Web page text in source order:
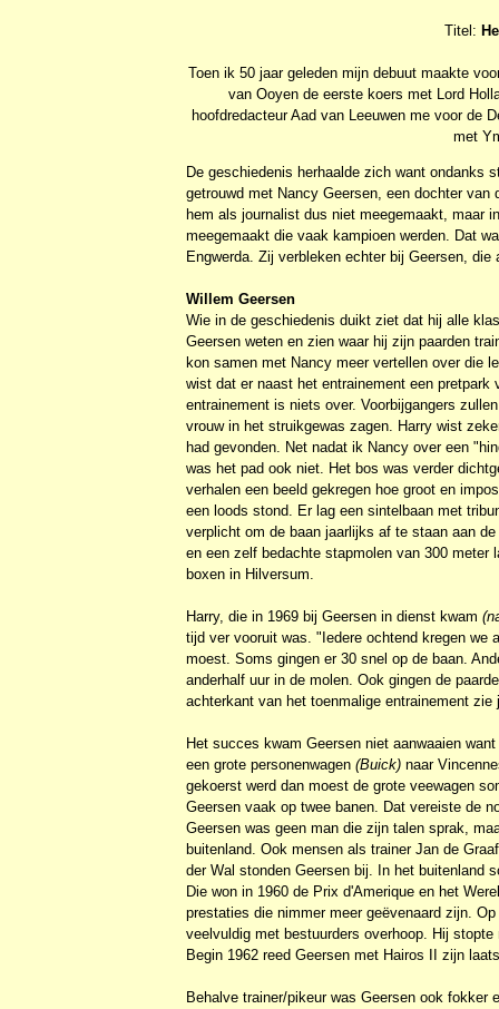
Titel:
Toen ik 50 jaar geleden mijn debuut maakte
van Ooyen de eerste koers met Lord
hoofdredacteur Aad van Leeuwen me voor de
met
De geschiedenis herhaalde zich want ondanks
getrouwd met Nancy Geersen, een dochter
hem als journalist dus niet meegemaakt, maar
meegemaakt die vaak kampioen werden. Dat
Engwerda. Zij verbleken echter bij Geersen,
Willem Geersen
Wie in de geschiedenis duikt ziet dat hij alle
Geersen weten en zien waar hij zijn paarden
kon samen met Nancy meer vertellen over die
wist dat er naast het entrainement een
entrainement is niets over. Voorbijgangers
vrouw in het struikgewas zagen. Harry wist
had gevonden. Net nadat ik Nancy over een
was het pad ook niet. Het bos was verder
verhalen een beeld gekregen hoe groot en
een loods stond. Er lag een sintelbaan met
verplicht om de baan jaarlijks af te staan aan
en een zelf bedachte stapmolen van 300 meter
boxen in Hilversum.
Harry, die in 1969 bij Geersen in dienst kwam
tijd ver vooruit was. "Iedere ochtend kregen we
moest. Soms gingen er 30 snel op de baan.
anderhalf uur in de molen. Ook gingen de
achterkant van het toenmalige entrainement
Het succes kwam Geersen niet aanwaaien
een grote personenwagen (Buick) naar
gekoerst werd dan moest de grote veewagen
Geersen vaak op twee banen. Dat vereiste de
Geersen was geen man die zijn talen sprak,
buitenland. Ook mensen als trainer Jan de
der Wal stonden Geersen bij. In het buitenland
Die won in 1960 de Prix d'Amerique en het
prestaties die nimmer meer geëvenaard zijn.
veelvuldig met bestuurders overhoop. Hij
Begin 1962 reed Geersen met Hairos II zijn
Behalve trainer/pikeur was Geersen ook fokker